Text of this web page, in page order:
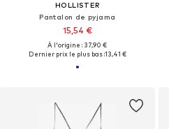
HOLLISTER
Pantalon de pyjama
15,54 €
À l'origine : 37,90 €
Dernier prix le plus bas :13,41 €